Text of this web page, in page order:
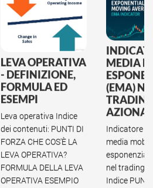
LEVA OPERATIVA
- DEFINIZIONE,
FORMULA ED
ESEMPI
Leva operativa Indice
dei contenuti: PUNTI DI
FORZA CHE COS'È LA
LEVA OPERATIVA?
FORMULA DELLA LEVA
OPERATIVA ESEMPIO
MEDIA
(EMA)
Indicatore
media
nel trading
Indice